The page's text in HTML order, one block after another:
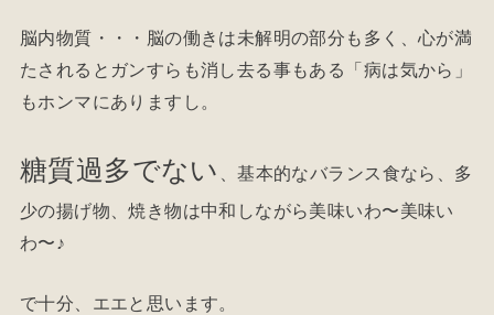
脳内物質・・・脳の働きは未解明の部分も多く、心が満
たされるとガンすらも消し去る事もある「病は気から」
もホンマにありますし。
糖質過多でない
、基本的なバランス食なら、多
少の揚げ物、焼き物は中和しながら美味いわ〜美味い
わ〜♪
で十分、エエと思います。